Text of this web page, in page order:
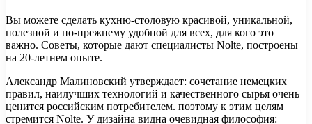
Вы можете сделать кухню-столовую красивой, уникальной,
полезной и по-прежнему удобной для всех, для кого это
важно. Советы, которые дают специалисты Nolte, построены
на 20-летнем опыте.
Александр Малиновский утверждает: сочетание немецких
правил, наилучших технологий и качественного сырья очень
ценится российским потребителем. поэтому к этим целям
стремится Nolte. У дизайна видна очевидная философия: